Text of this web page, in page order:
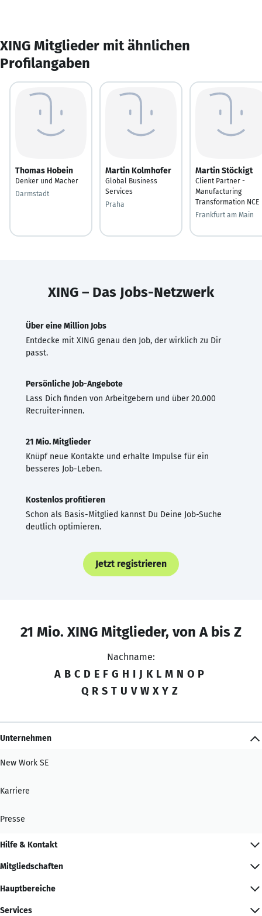
XING Mitglieder mit ähnlichen
Profilangaben
Thomas Hobein
Denker und Macher
Darmstadt
Martin Kolmhofer
Global Business
Services
Praha
Martin Stöckigt
Client Partner -
Manufacturing
Transformation NCE
Frankfurt am Main
XING – Das Jobs-Netzwerk
Über eine Million Jobs
Entdecke mit XING genau den Job, der wirklich zu Dir
passt.
Persönliche Job-Angebote
Lass Dich finden von Arbeitgebern und über 20.000
Recruiter·innen.
21 Mio. Mitglieder
Knüpf neue Kontakte und erhalte Impulse für ein
besseres Job-Leben.
Kostenlos profitieren
Schon als Basis-Mitglied kannst Du Deine Job-Suche
deutlich optimieren.
Jetzt registrieren
21 Mio. XING Mitglieder, von A bis Z
Nachname:
A B C D E F G H I J K L M N O P
Q R S T U V W X Y Z
Unternehmen
New Work SE
Karriere
Presse
Hilfe & Kontakt
Mitgliedschaften
Hauptbereiche
Services